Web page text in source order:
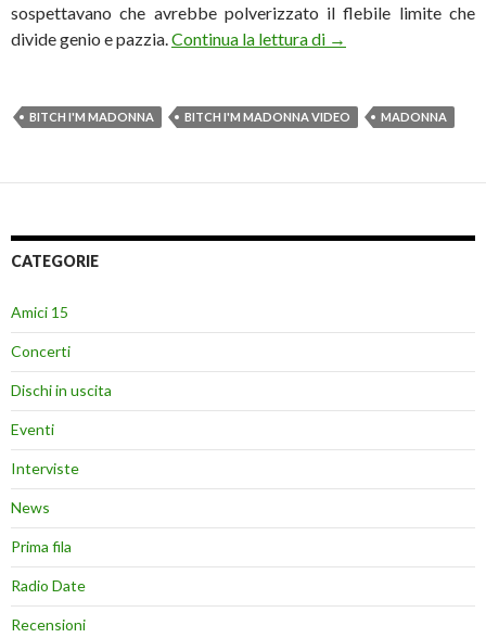
sospettavano che avrebbe polverizzato il flebile limite che
divide genio e pazzia. Continua la lettura di Ageismo? Bitch I’m
→
BITCH I'M MADONNA BITCH I'M MADONNA VIDEO MADONNA
CATEGORIE
Amici 15
Concerti
Dischi in uscita
Eventi
Interviste
News
Prima fila
Radio Date
Recensioni